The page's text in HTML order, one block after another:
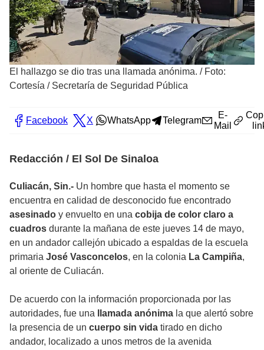
El hallazgo se dio tras una llamada anónima. / Foto:
Cortesía / Secretaría de Seguridad Pública
Facebook X WhatsApp Telegram
E-
Mail
Redacción / El Sol De Sinaloa
Culiacán, Sin.- Un hombre que hasta el momento se
encuentra en calidad de desconocido fue encontrado
asesinado y envuelto en una cobija de color claro a
cuadros durante la mañana de este jueves 14 de mayo,
en un andador callejón ubicado a espaldas de la escuela
primaria José Vasconcelos, en la colonia La Campiña,
al oriente de Culiacán.
De acuerdo con la información proporcionada por las
autoridades, fue una
llamada anónima la que alertó sobre
la presencia de un cuerpo sin vida tirado en dicho
andador, localizado a unos metros de la avenida